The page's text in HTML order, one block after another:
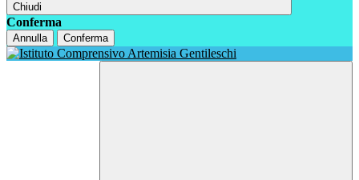
Chiudi
Conferma
Annulla Conferma